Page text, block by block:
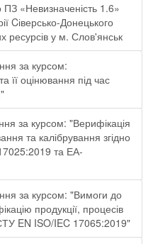
«Невизначеність 1.6»
Cіверсько-Донецького
ресурсів у м. Слов'янськ
за курсом:
її оцінювання під час
за курсом: "Верифікація
та калібрування згідно
та ЕА-
за курсом: "Вимоги до
продукції, процесів
EN ISO/IEC 17065:2019"